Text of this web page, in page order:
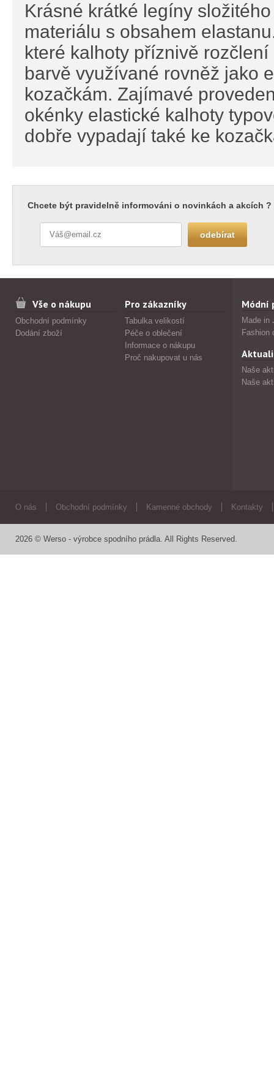
Krásné krátké legíny
materiálu s obsahem
které kalhoty příznivě
barvě využívané rovněž jako
kozačkám. Zajímavé
okénky elastické kalhoty
dobře vypadají také ke
Chcete být pravidelně informováni o novinkách a akcích ?
Vše o nákupu
Obchodní podmínky
Dodání zboží
Pro zákazníky
Tabulka velikostí
Péče o oblečení
Informace o nákupu
Proč nakupovat u nás
Módní
Made in
Fashion
Naše
Naše
O nás Obchodní podmínky Kamenné obchody Kontakty
2026 © Werso - výrobce spodního prádla. All Rights Reserved.